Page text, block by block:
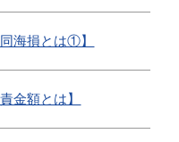
海損とは①】
金額とは】